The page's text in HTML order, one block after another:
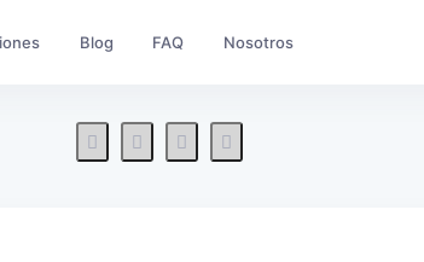
Blog FAQ Nosotros